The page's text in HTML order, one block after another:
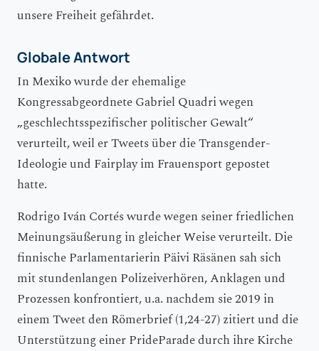
unsere Freiheit gefährdet.
Globale Antwort
In Mexiko wurde der ehemalige
Kongressabgeordnete Gabriel Quadri wegen
„geschlechtsspezifischer politischer Gewalt“
verurteilt, weil er Tweets über die Transgender-
Ideologie und Fairplay im Frauensport gepostet
hatte.
Rodrigo Iván Cortés wurde wegen seiner friedlichen
Meinungsäußerung in gleicher Weise verurteilt. Die
finnische Parlamentarierin Päivi Räsänen sah sich
mit stundenlangen Polizeiverhören, Anklagen und
Prozessen konfrontiert, u.a. nachdem sie 2019 in
einem Tweet den Römerbrief (1,24-27) zitiert und die
Unterstützung einer PrideParade durch ihre Kirche